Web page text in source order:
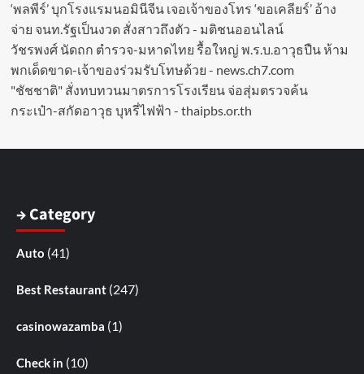
‘พลพีร์’ บุกโรงแรมนอมินีจีน เจอเจ้าของโทร ‘ขอเคลียร์’ อ้าง
จ่าย จนท.รัฐเป็นงวด สั่งสาวถึงตัว - มติชนออนไลน์
วัชรพงศ์ นัดถก ตำรวจ-มหาดไทย รื้อใหญ่ พ.ร.บ.อาวุธปืน ห้าม
พกเด็ดขาด-เจ้าของร่วมรับโทษด้วย - news.ch7.com
"ชัชชาติ" สั่งทบทวนมาตรการโรงเรียน จ่อสุ่มตรวจค้น
กระเป๋า-สกัดอาวุธ บุหรี่ไฟฟ้า - thaipbs.or.th
→ Category
Auto (41)
Best Restaurant (247)
casinowazamba (1)
Check in (10)